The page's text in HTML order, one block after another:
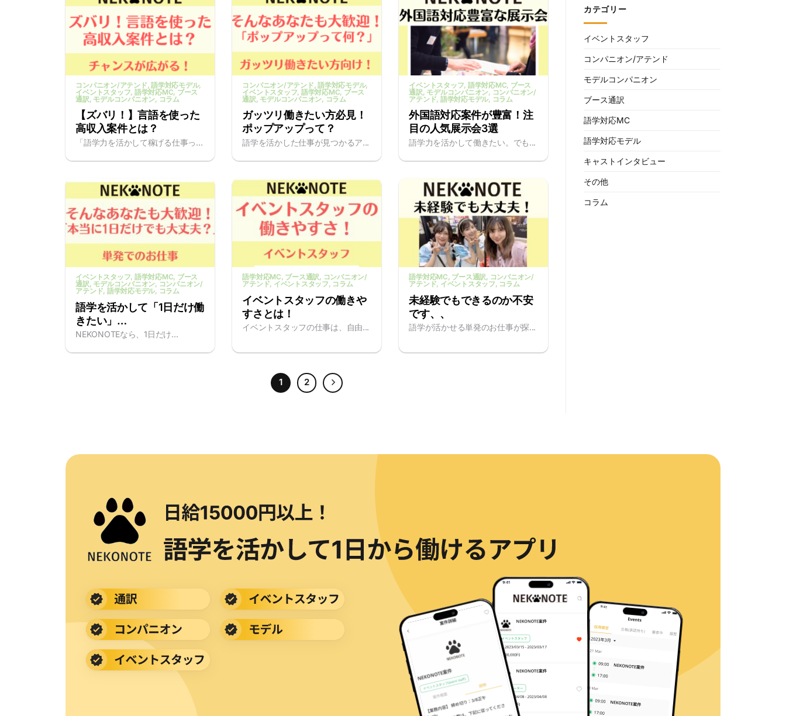
コンパニオン/アテンド, 語学対応モデル,
イベントスタッフ, 語学対応MC, ブース
通訳, モデルコンパニオン, コラム
【ズバリ！】言語を使った
高収入案件とは？
「語学力を活かして稼げる仕事っ...
コンパニオン/アテンド, 語学対応モデル,
イベントスタッフ, 語学対応MC, ブース
通訳, モデルコンパニオン, コラム
ガッツリ働きたい方必見！
ポップアップって？
語学を活かした仕事が見つかるア...
イベントスタッフ, 語学対応MC, ブース
通訳, モデルコンパニオン, コンパニオン/
アテンド, 語学対応モデル, コラム
外国語対応案件が豊富！注
目の人気展示会3選
語学力を活かして働きたい。でも...
イベントスタッフ, 語学対応MC, ブース
通訳, モデルコンパニオン, コンパニオン/
アテンド, 語学対応モデル, コラム
語学を活かして「1日だけ働
きたい」…
NEKONOTEなら、1日だけ...
語学対応MC, ブース通訳, コンパニオン/
アテンド, イベントスタッフ, コラム
イベントスタッフの働きや
すさとは！
イベントスタッフの仕事は、自由...
語学対応MC, ブース通訳, コンパニオン/
アテンド, イベントスタッフ, コラム
未経験でもできるのか不安
です、、
語学が活かせる単発のお仕事が探...
1 2
カテゴリー
イベントスタッフ
コンパニオン/アテンド
モデルコンパニオン
ブース通訳
語学対応MC
語学対応モデル
キャストインタビュー
その他
コラム